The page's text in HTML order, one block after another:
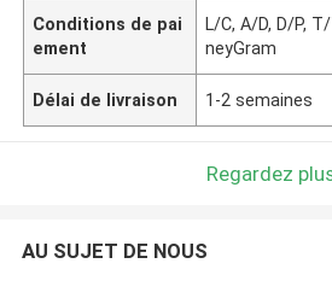
Conditions de pai
ement
L/C, A/D, D/P,
neyGram
Délai de livraison 1-2 semaines
Regardez
AU SUJET DE NOUS